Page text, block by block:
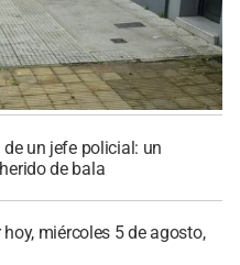
un jefe policial: un
de bala
miércoles 5 de agosto,